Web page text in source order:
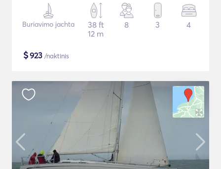
Buriavimo jachta
38 ft
12 m
8 3 4
$923 /naktinis